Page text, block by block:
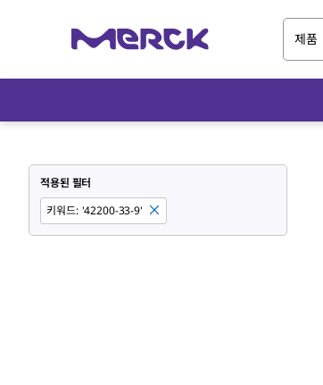
제품
적용된 필터
키워드: '42200-33-9'